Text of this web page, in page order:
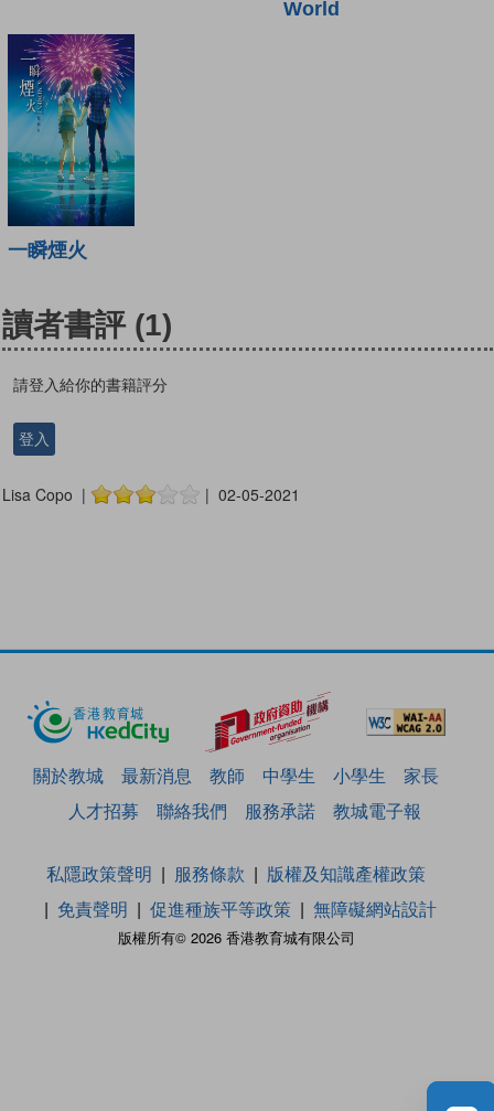
World
一瞬煙火
讀者書評 (1)
請登入給你的書籍評分
登入
Lisa Copo | | 02-05-2021
關於教城 最新消息 教師 中學生 小學生
家長
人才招募
聯絡我們 服務承諾 教城電子報
版權所有© 2026 香港教育城有限公司
私隱政策聲明 服務條款
版權及知識產權政策
免責聲明
促進種族平等政策 無障礙網站設計